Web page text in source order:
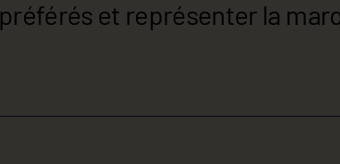
préférés et représenter la